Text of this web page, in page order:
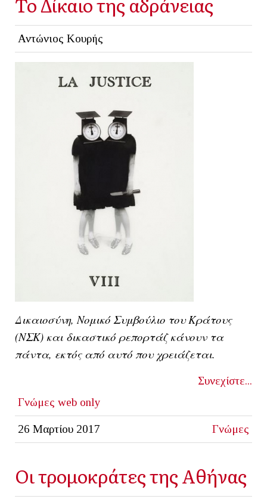
Αντώνιος Κουρής
Δικαιοσύνη, Νομικό Συμβούλιο του Κράτους
(ΝΣΚ) και δικαστικό ρεπορτάζ κάνουν τα
πάντα, εκτός από αυτό που χρειάζεται.
Συνεχίστε...
Γνώμες web only
26 Μαρτίου 2017 Γνώμες
Οι τρομοκράτες της Αθήνας